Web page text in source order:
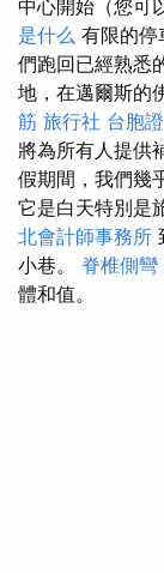
中心開始（您可
是什么 有限的停
們跑回已經熟悉
地，在邁爾斯的
筋 旅行社 台胞證
將為所有人提供
假期間，我們幾
它是白天特別是
北會計師事務所
小巷。 脊椎側彎
體和值。